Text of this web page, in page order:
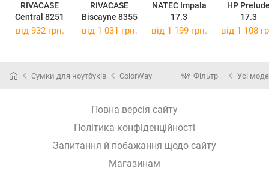
RIVACASE
Central 8251
RIVACASE
Biscayne 8355
NATEC Impala
17.3
HP
17.3
від 932 грн. від 1 031 грн. від 1 199 грн. від 1 108
Сумки для ноутбуків ColorWay Фільтр Усі
Повна версія сайту
Політика конфіденційності
Запитання й побажання щодо сайту
Магазинам